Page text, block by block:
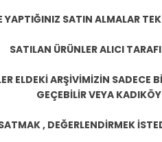
YAPTIĞINIZ SATIN ALMALAR
SATILAN ÜRÜNLER ALICI
ELDEKİ ARŞİVİMİZİN
GEÇEBİLİR VEYA
, DEĞERLENDİRMEK